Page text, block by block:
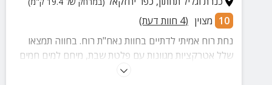
10 מצוין (
4 חוות דעת)
נחת רוח אמיתי לדתיים בחוות נאח"ת רוח. בחווה תמצאו
שלל אטרקציות מגוונות עם פלטת שבת, מיחם למים חמים